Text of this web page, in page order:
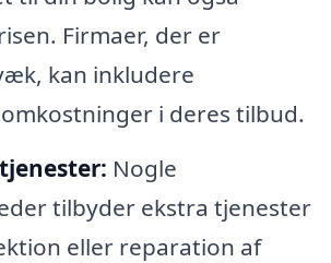
Firmaer, der er
kan inkludere
i deres tilbud.
Nogle
tilbyder ekstra tjenester
eller reparation af